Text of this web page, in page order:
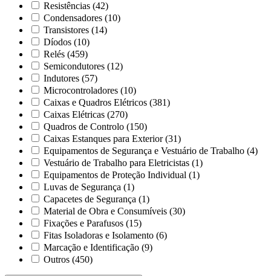
Resistências (42)
Condensadores (10)
Transistores (14)
Díodos (10)
Relés (459)
Semicondutores (12)
Indutores (57)
Microcontroladores (10)
Caixas e Quadros Elétricos (381)
Caixas Elétricas (270)
Quadros de Controlo (150)
Caixas Estanques para Exterior (31)
Equipamentos de Segurança e Vestuário de Trabalho (4)
Vestuário de Trabalho para Eletricistas (1)
Equipamentos de Proteção Individual (1)
Luvas de Segurança (1)
Capacetes de Segurança (1)
Material de Obra e Consumíveis (30)
Fixações e Parafusos (15)
Fitas Isoladoras e Isolamento (6)
Marcação e Identificação (9)
Outros (450)